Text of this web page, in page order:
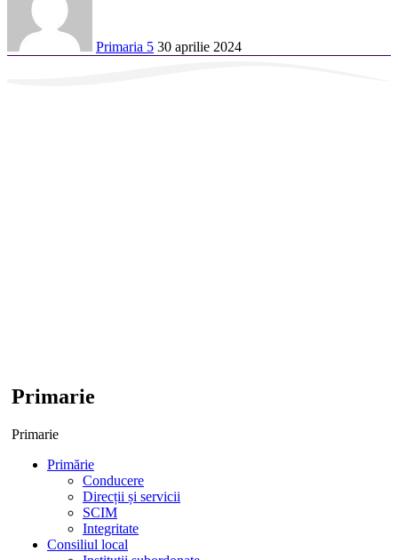
Primaria 5 30 aprilie 2024
Primarie
Primarie
Primărie
Conducere
Direcții și servicii
SCIM
Integritate
Consiliul local